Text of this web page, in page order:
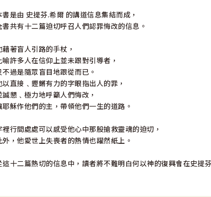
書是由 史提芬.希爾 的講道信息集結而成，
書共有十二篇迫切呼召人們認罪悔改的信息。
藉著盲人引路的手杖，
喻許多人在信仰上並未跟對引導者，
不過是隨眾盲目地跟從而已。
以直接﹑鏗鏘有力的字眼指出人的罪，
誠懇﹑極力地呼籲人們悔改，
耶穌作他們的主，帶領他們一生的道路。
裡行間處處可以感受他心中那股搶救靈魂的迫切，
外，他愛世上失喪者的熱情也躍然紙上。
這十二篇熱切的信息中，讀者將不難明白何以神的復興會在史提